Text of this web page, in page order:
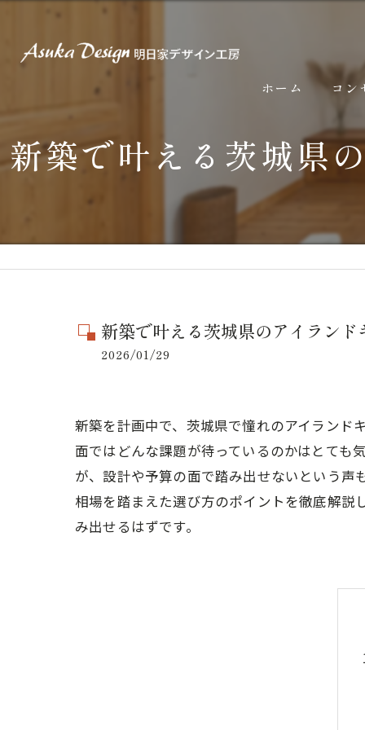
ホーム コン
新築で叶える茨城県
新築で叶える茨城県のアイラン
2026/01/29
新築を計画中で、茨城県で憧れのアイランド
面ではどんな課題が待っているのかはとても
が、設計や予算の面で踏み出せないという
相場を踏まえた選び方のポイントを徹底解
み出せるはずです。